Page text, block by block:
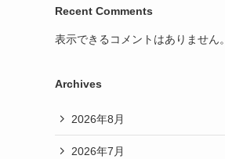
Recent Comments
表示できるコメントはありません。
Archives
2026年8月
2026年7月